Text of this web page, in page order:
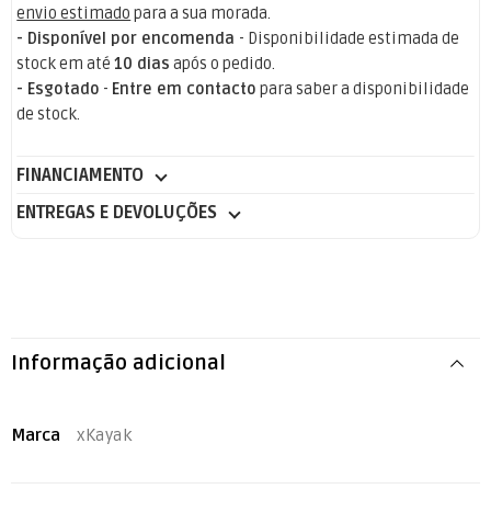
envio estimado para a sua morada.
- Disponível por encomenda - Disponibilidade estimada de
stock em até10 dias após o pedido.
- Esgotado - Entre em contacto para saber a disponibilidade
de stock.
FINANCIAMENTO
ENTREGAS E DEVOLUÇÕES
Informação adicional
Marca xKayak